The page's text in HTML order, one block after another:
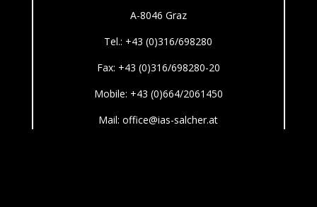
A-8046 Graz
Tel.: +43 (0)316/698280
Fax: +43 (0)316/698280-20
Mobile: +43 (0)664/2061450
Mail: office@ias-salcher.at